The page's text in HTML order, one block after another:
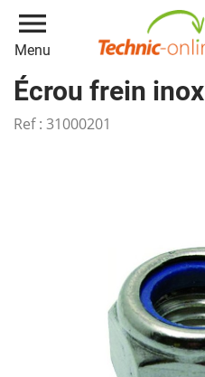
menu
Menu
Écrou frein
Ref : 31000201